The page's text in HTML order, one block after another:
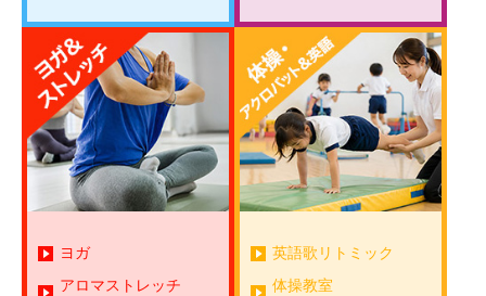
ヨガ
アロマストレッチ
英語歌リトミック
体操教室